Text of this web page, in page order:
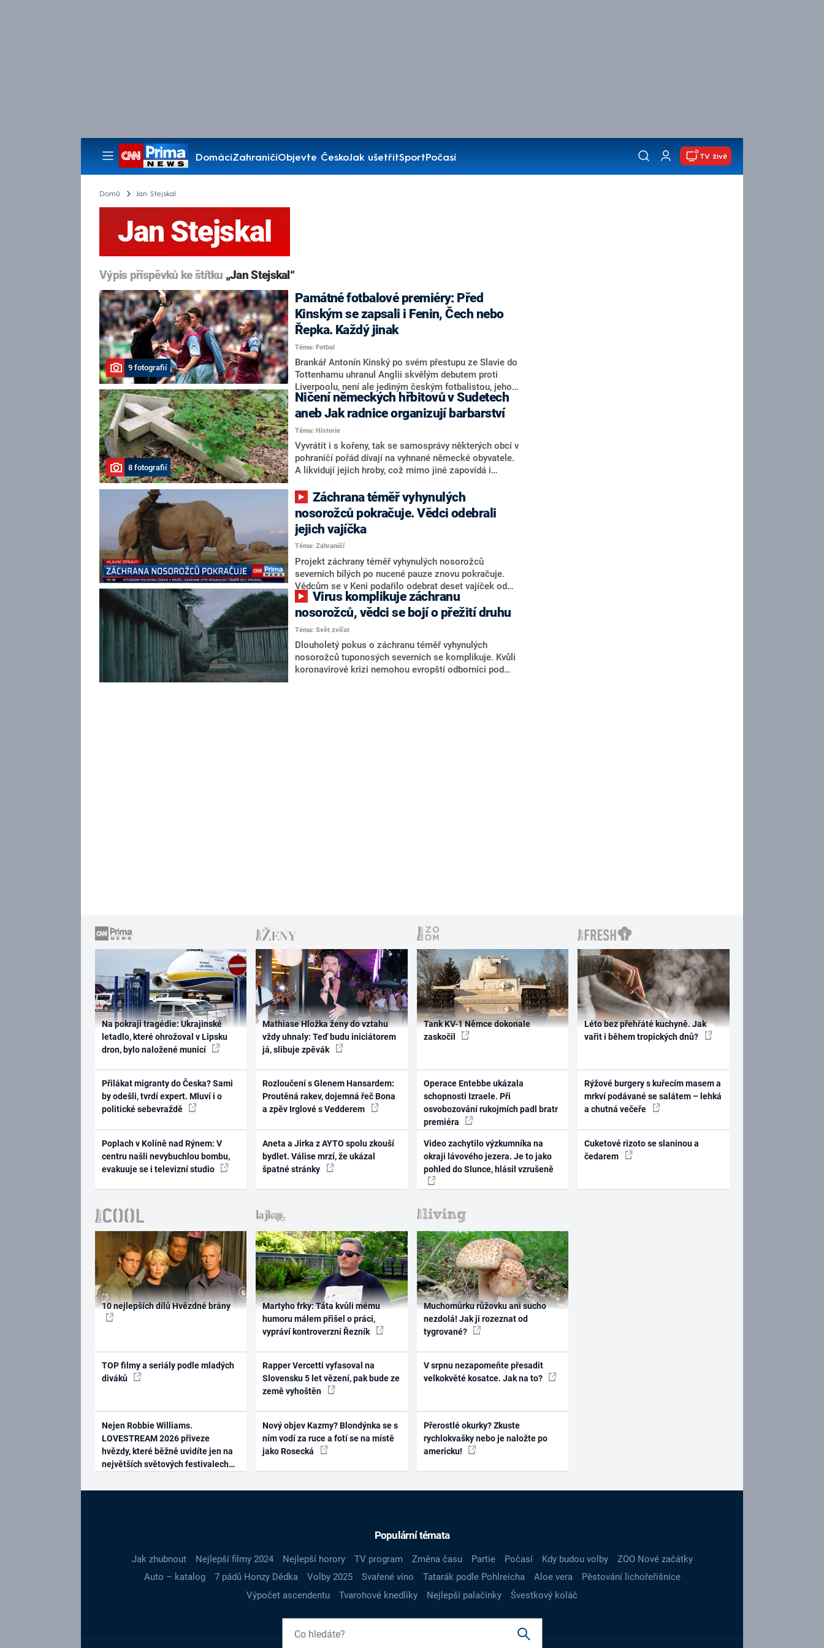
DomácíZahraničíObjevte ČeskoJak ušetřitSportPočasí
Pořady
TV živě
Domů Jan Stejskal
Jan Stejskal
Výpis příspěvků ke štítku „Jan Stejskal“
9 fotografií
Památné fotbalové premiéry: Před
Kinským se zapsali i Fenin, Čech nebo
Řepka. Každý jinak
Téma: Fotbal
Brankář Antonín Kinský po svém přestupu ze Slavie do
Tottenhamu uhranul Anglii skvělým debutem proti
Liverpoolu, není ale jediným českým fotbalistou, jehož
premiéra v prestižním zahraničním klubu se i zpětně
považuje za nezapomenutelnou. Někomu se to
povedlo gólovou kanonádou, jinému přehnanou
tvrdostí.
8 fotografií
Ničení německých hřbitovů v Sudetech
aneb Jak radnice organizují barbarství
Téma: Historie
Vyvrátit i s kořeny, tak se samosprávy některých obcí v
pohraničí pořád dívají na vyhnané německé obyvatele.
A likvidují jejich hroby, což mimo jiné zapovídá i
barbarství,“ říká Jindřich Machala ze spolku Lubavia,
který rovy Němců naopak zachraňuje. Loni bylo
zničeno třeba německé pohřebiště ve Starých
Křečanech na Děčínsku, nyní hrozí zánik hřbitova v
Chomýži na okraji Krnova.
nosorožců pokračuje. Vědci odebrali
jejich vajíčka
Téma: Zahraničí
Projekt záchrany téměř vyhynulých nosorožců
severních bílých po nucené pauze znovu pokračuje.
Vědcům se v Keni podařilo odebrat deset vajíček od
dvou posledních žijících samic. Kvůli koronavirové
krizi nemohl evropský tým odborníků pod vedením
pracovníků ze Safari Parku Dvůr Králové do rezervace
v Keni několik měsíců.
nosorožců, vědci se bojí o přežití druhu
Téma: Svět zvířat
Dlouholetý pokus o záchranu téměř vyhynulých
nosorožců tuponosých severních se komplikuje. Kvůli
koronavirové krizi nemohou evropští odborníci pod
Na pokraji tragédie: Ukrajinské
letadlo, které ohrožoval v Lipsku
dron, bylo naložené municí
Přilákat migranty do Česka? Sami
by odešli, tvrdí expert. Mluví i o
politické sebevraždě
Poplach v Kolíně nad Rýnem: V
centru našli nevybuchlou bombu,
evakuuje se i televizní studio
Mathiase Hložka ženy do vztahu
vždy uhnaly: Teď budu iniciátorem
já, slibuje zpěvák
Rozloučení s Glenem Hansardem:
Proutěná rakev, dojemná řeč Bona
a zpěv Irglové s Vedderem
Aneta a Jirka z AYTO spolu zkouší
bydlet. Válise mrzí, že ukázal
špatné stránky
Tank KV-1 Němce dokonale
zaskočil
Operace Entebbe ukázala
schopnosti Izraele. Při
osvobozování rukojmích padl bratr
premiéra
Video zachytilo výzkumníka na
okraji lávového jezera. Je to jako
pohled do Slunce, hlásil vzrušeně
Léto bez přehřáté kuchyně. Jak
vařit i během tropických dnů?
Rýžové burgery s kuřecím masem a
mrkví podávané se salátem – lehká
a chutná večeře
Cuketové rizoto se slaninou a
čedarem
10 nejlepších dílů Hvězdné brány
TOP filmy a seriály podle mladých
diváků
Nejen Robbie Williams.
LOVESTREAM 2026 přiveze
hvězdy, které běžně uvidíte jen na
největších světových festivalech
Martyho frky: Táta kvůli mému
humoru málem přišel o práci,
vypráví kontroverzní Řezník
Rapper Vercetti vyfasoval na
Slovensku 5 let vězení, pak bude ze
země vyhoštěn
Nový objev Kazmy? Blondýnka se s
ním vodí za ruce a fotí se na místě
jako Rosecká
Muchomůrku růžovku ani sucho
nezdolá! Jak ji rozeznat od
tygrované?
V srpnu nezapomeňte přesadit
velkokvěté kosatce. Jak na to?
Přerostlé okurky? Zkuste
rychlokvašky nebo je naložte po
americku!
Populární témata
Jak zhubnout Nejlepší filmy 2024 Nejlepší horory TV program Změna času Partie Počasí Kdy budou volby
ZOO Nové začátky
Auto – katalog
7 pádů Honzy Dědka Volby 2025 Svařené víno Tatarák podle Pohlreicha Aloe vera
Pěstování lichořeřišnice
Výpočet ascendentu
Tvarohové knedlíky Nejlepší palačinky Švestkový koláč